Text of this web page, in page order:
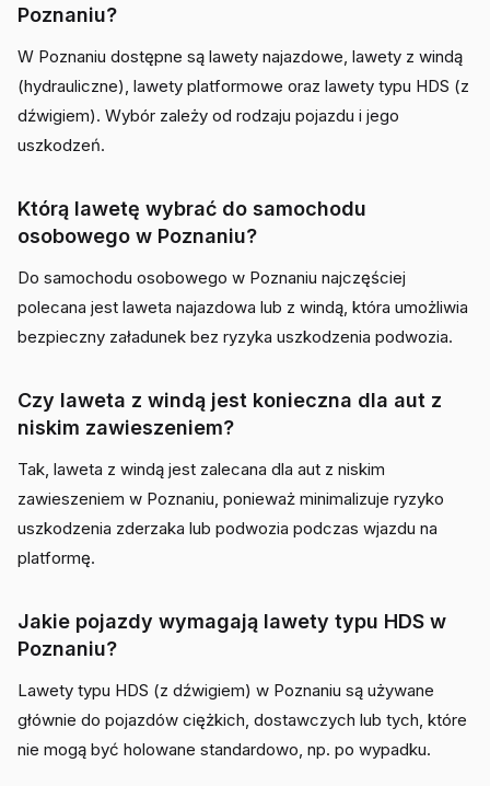
Poznaniu?
W Poznaniu dostępne są lawety najazdowe, lawety z windą
(hydrauliczne), lawety platformowe oraz lawety typu HDS (z
dźwigiem). Wybór zależy od rodzaju pojazdu i jego
uszkodzeń.
Którą lawetę wybrać do samochodu
osobowego w Poznaniu?
Do samochodu osobowego w Poznaniu najczęściej
polecana jest laweta najazdowa lub z windą, która umożliwia
bezpieczny załadunek bez ryzyka uszkodzenia podwozia.
Czy laweta z windą jest konieczna dla aut z
niskim zawieszeniem?
Tak, laweta z windą jest zalecana dla aut z niskim
zawieszeniem w Poznaniu, ponieważ minimalizuje ryzyko
uszkodzenia zderzaka lub podwozia podczas wjazdu na
platformę.
Jakie pojazdy wymagają lawety typu HDS w
Poznaniu?
Lawety typu HDS (z dźwigiem) w Poznaniu są używane
głównie do pojazdów ciężkich, dostawczych lub tych, które
nie mogą być holowane standardowo, np. po wypadku.